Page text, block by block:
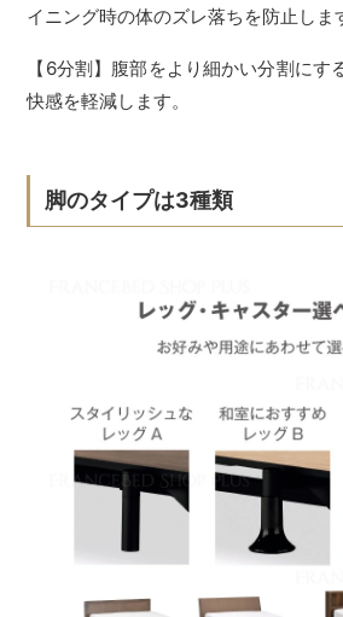
イニング時の体のズレ落ちを防止しま
【6分割】腹部をより細かい分割にす
快感を軽減します。
脚のタイプは3種類